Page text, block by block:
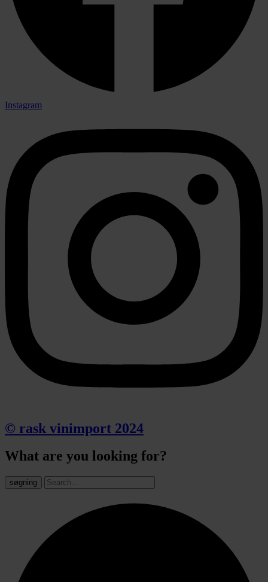
Instagram
© rask vinimport 2024
What are you looking for?
søgning